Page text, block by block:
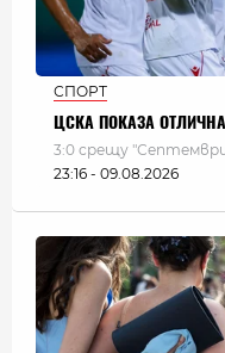
СПОРТ
ЦСКА ПОКАЗА
3:0 срещу
23:16 - 09.08.2026